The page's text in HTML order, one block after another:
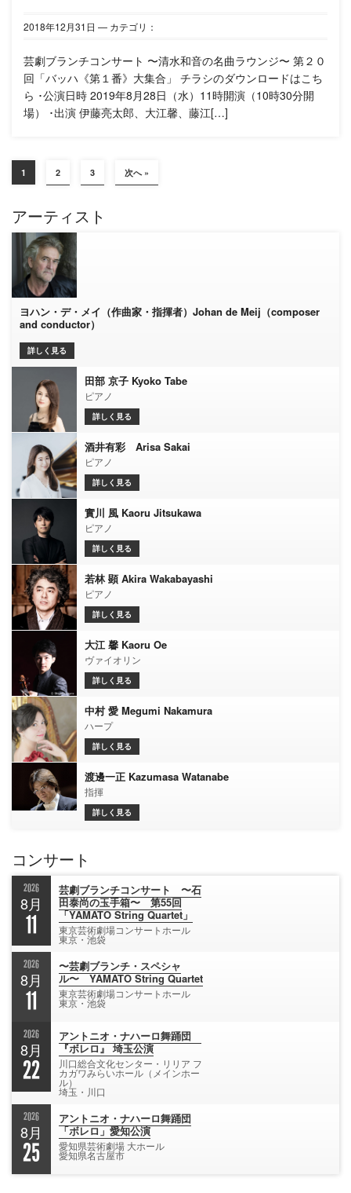
2018年12月31日 — カテゴリ：
芸劇ブランチコンサート 〜清水和音の名曲ラウンジ〜 第２０
回「バッハ《第１番》大集合」 チラシのダウンロードはこち
ら ･公演日時 2019年8月28日（水）11時開演（10時30分開
場） ･出演 伊藤亮太郎、大江馨、藤江[…]
1 2 3 次へ »
アーティスト
ヨハン・デ・メイ（作曲家・指揮者）Johan de Meij（composer
and conductor）
詳しく見る
田部 京子 Kyoko Tabe
ピアノ
詳しく見る
酒井有彩 Arisa Sakai
ピアノ
詳しく見る
實川 風 Kaoru Jitsukawa
ピアノ
詳しく見る
若林 顕 Akira Wakabayashi
ピアノ
詳しく見る
大江 馨 Kaoru Oe
ヴァイオリン
詳しく見る
中村 愛 Megumi Nakamura
ハープ
詳しく見る
渡邊一正 Kazumasa Watanabe
指揮
詳しく見る
コンサート
2026
8月
11
芸劇ブランチコンサート 〜石
田泰尚の玉手箱〜 第55回
「YAMATO String Quartet」
東京芸術劇場コンサートホール
東京・池袋
2026
8月
11
〜芸劇ブランチ・スペシャ
ル〜 YAMATO String Quartet
東京芸術劇場コンサートホール
東京・池袋
2026
8月
22
アントニオ・ナハーロ舞踊団
『ボレロ』 埼玉公演
川口総合文化センター・リリア フ
カガワみらいホール（メインホー
ル）
埼玉・川口
2026
8月
25
アントニオ・ナハーロ舞踊団
「ボレロ」愛知公演
愛知県芸術劇場 大ホール
愛知県名古屋市